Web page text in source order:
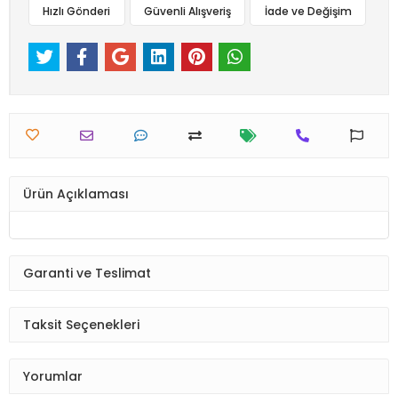
Hızlı Gönderi Güvenli Alışveriş İade ve Değişim
Ürün Açıklaması
Garanti ve Teslimat
Taksit Seçenekleri
Yorumlar